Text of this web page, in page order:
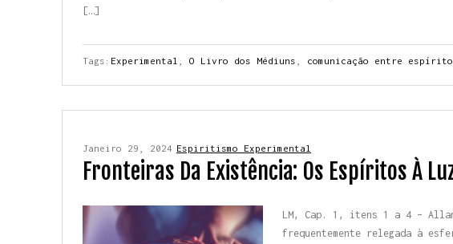
[…]
Tags: Experimental O Livro dos Médiuns comunicação entre
Espiritismo Experimental
Janeiro 29, 2024
Fronteiras Da Existência: Os Espíritos À
LM, Cap. 1, itens 1 a 4 –
frequentemente relegada à